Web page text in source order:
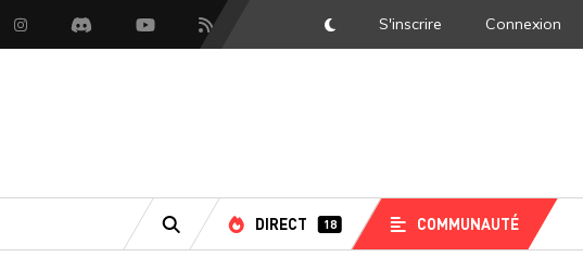
InstagramDiscord YoutubeFlux RSS DarkMode
S'inscrire Connexion
RECHERCHE
DIRECT 18 COMMUNAUTÉ